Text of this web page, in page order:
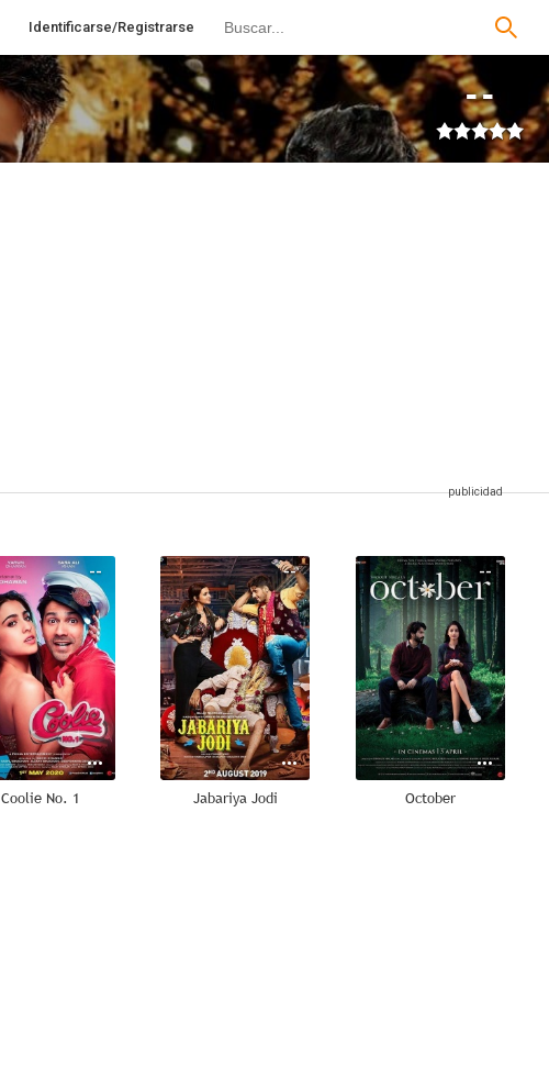
Identificarse/Registrarse
--
--
Coolie No. 1
--
Jabariya Jodi
--
October